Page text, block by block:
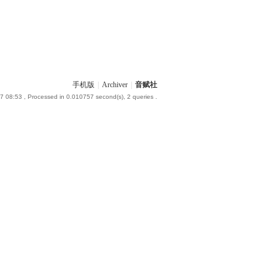
手机版 Archiver 音赋社
08:53 , Processed in 0.010757 second(s), 2 queries .